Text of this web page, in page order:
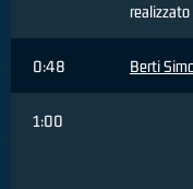
realizzato
0:48 Berti
1:00